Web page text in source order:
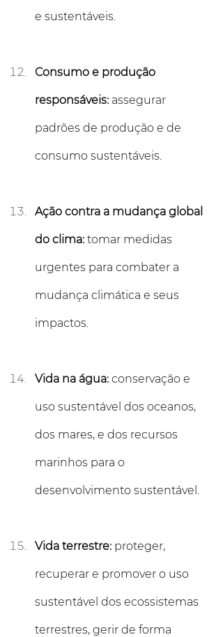
e sustentáveis.
Consumo e produção
responsáveis: assegurar
padrões de produção e de
consumo sustentáveis.
Ação contra a mudança global
do clima: tomar medidas
urgentes para combater a
mudança climática e seus
impactos.
Vida na água: conservação e
uso sustentável dos oceanos,
dos mares, e dos recursos
marinhos para o
desenvolvimento sustentável.
Vida terrestre: proteger,
recuperar e promover o uso
sustentável dos ecossistemas
terrestres, gerir de forma